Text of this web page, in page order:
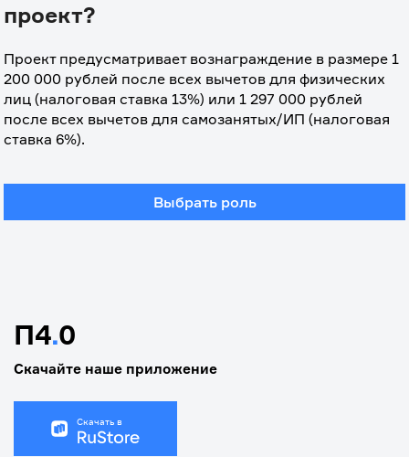
проект?
Проект предусматривает вознаграждение в размере 1
200 000 рублей после всех вычетов для физических
лиц (налоговая ставка 13%) или 1 297 000 рублей
после всех вычетов для самозанятых/ИП (налоговая
ставка 6%).
Выбрать роль
П4.0
Скачайте наше приложение
Скачать в